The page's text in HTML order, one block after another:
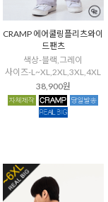
CRAMP 에어쿨링플리츠와이
드팬츠
색상-블랙,그레이
사이즈-L~XL,2XL,3XL,4XL
38,900원